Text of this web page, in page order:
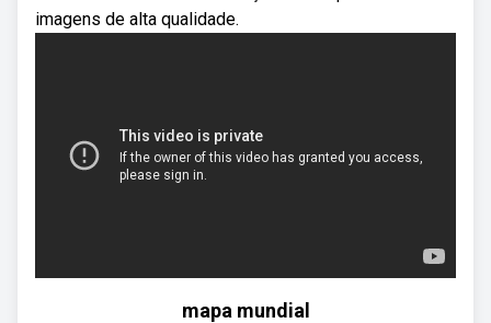
imagens de alta qualidade.
mapa mundial